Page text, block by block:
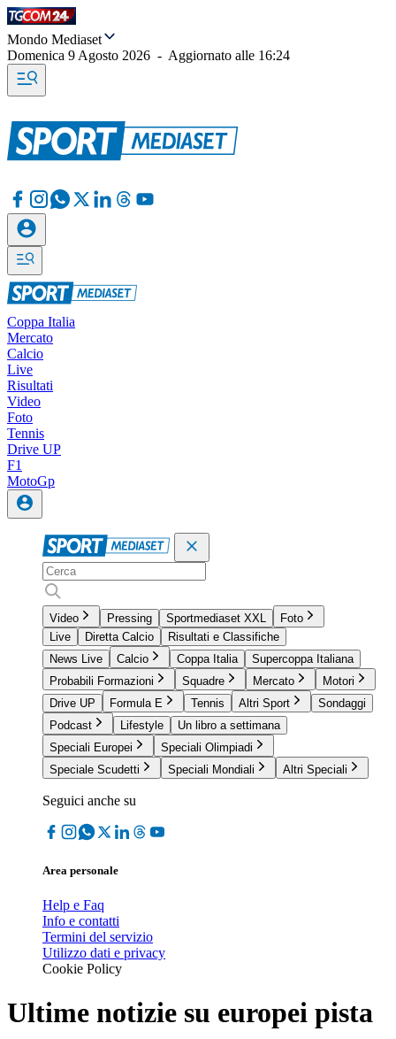
Mondo Mediaset
Domenica 9 Agosto 2026 - Aggiornato alle 16:24
Coppa Italia
Mercato
Calcio
Live
Risultati
Video
Foto
Tennis
Drive UP
F1
MotoGp
Video Pressing Sportmediaset XXL
Foto
Live
Diretta Calcio
Risultati e Classifiche
News Live
Calcio Coppa Italia
Supercoppa Italiana
Probabili Formazioni
Squadre Mercato
Motori
Drive UP
Formula E Tennis Altri Sport
Sondaggi
Podcast
Lifestyle
Un libro a settimana
Speciali Europei
Speciali Olimpiadi
Speciale Scudetti
Speciali Mondiali Altri Speciali
Seguici anche su
Area personale
Help e Faq
Info e contatti
Termini del servizio
Utilizzo dati e privacy
Cookie Policy
Ultime notizie su europei pista